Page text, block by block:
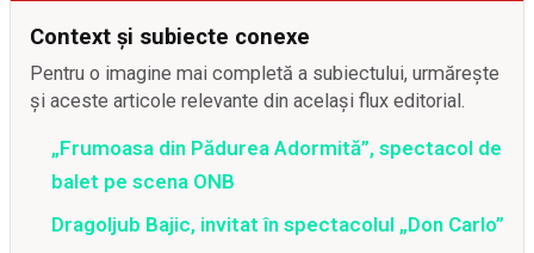
Context și subiecte conexe
Pentru o imagine mai completă a subiectului, urmărește
și aceste articole relevante din același flux editorial.
„Frumoasa din Pădurea Adormită”, spectacol de
balet pe scena ONB
Dragoljub Bajic, invitat în spectacolul „Don Carlo”